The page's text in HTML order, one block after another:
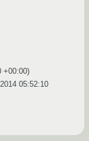
+00:00)
05:52:10